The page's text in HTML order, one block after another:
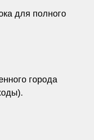
для полного
города